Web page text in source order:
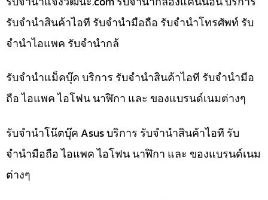
รับจำนำสินค้าไอที รับจำนำมือถือ รับจำนำโทรศัพท์ รับ
จำนำไอแพค รับจำนำกล้
รับจำนำแม็คบุ๊ค บริการ รับจำนำสินค้าไอที รับจำนำมือ
ถือ ไอแพค ไอโฟน นาฬิกา และ ของแบรนด์เนมต่างๆ
รับจำนำโน๊ตบุ๊ค Asus บริการ รับจำนำสินค้าไอที รับ
จำนำมือถือ ไอแพค ไอโฟน นาฬิกา และ ของแบรนด์เนม
ต่างๆ